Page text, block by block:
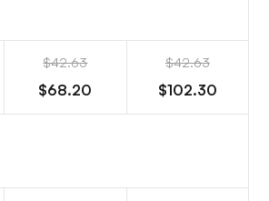
$42.63
$68.20
$42.63
$102.30